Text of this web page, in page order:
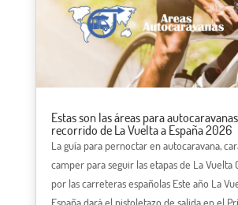
Estas son las áreas para
recorrido de La Vuelta a España 2026
La guía para pernoctar en autocaravana,
camper para seguir las etapas de La Vuelta
por las carreteras españolas Este año La
España dará el pistoletazo de salida en el